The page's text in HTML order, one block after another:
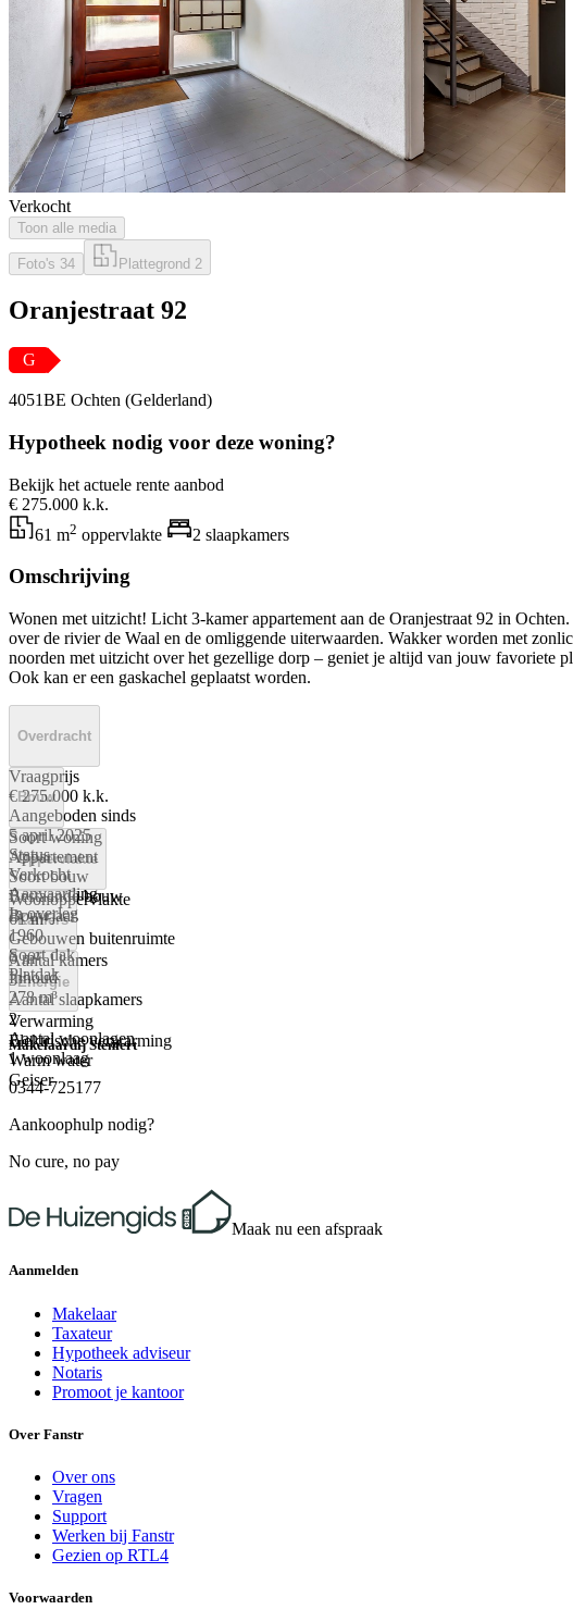
Verkocht
Toon alle media
Foto's 34 Plattegrond 2
Oranjestraat 92
G
4051BE Ochten (Gelderland)
Hypotheek nodig voor deze woning?
Bekijk het actuele rente aanbod
€ 275.000 k.k.
61 m2 oppervlakte 2 slaapkamers
Omschrijving
Wonen met uitzicht! Licht 3-kamer appartement aan de Oranjestraat 92 in
over de rivier de Waal en de omliggende uiterwaarden. Wakker worden met
noorden met uitzicht over het gezellige dorp – geniet je altijd van jouw favoriete
Ook kan er een gaskachel geplaatst worden.
Overdracht
Vraagprijs
€ 275.000 k.k.
Aangeboden sinds
5 april 2025
Status
Verkocht
Aanvaarding
In overleg
Bouw
Soort woning
Appartement
Soort bouw
Bestaande bouw
Bouwjaar
1960
Soort dak
Platdak
Oppervlakte
Woonoppervlakte
61 m²
Gebouwen buitenruimte
6 m²
Inhoud
278 m³
Kamers
Aantal kamers
3
Aantal slaapkamers
2
Aantal woonlagen
1 woonlaag
Energie
Verwarming
Elektrische verwarming
Warm water
Geiser
Makelaardij Stenfert
0344-725177
Aankoophulp nodig?
No cure, no pay
Maak nu een afspraak
Aanmelden
Makelaar
Taxateur
Hypotheek adviseur
Notaris
Promoot je kantoor
Over Fanstr
Over ons
Vragen
Support
Werken bij Fanstr
Gezien op RTL4
Voorwaarden